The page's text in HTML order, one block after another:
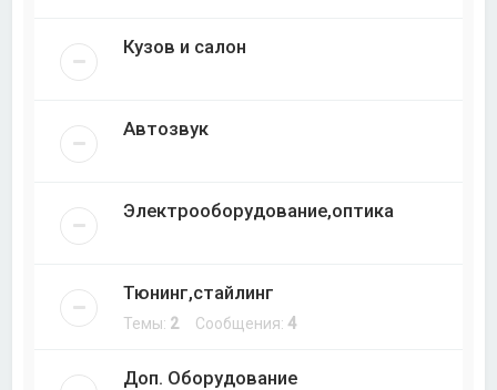
Кузов и салон
Автозвук
Электрооборудование,оптика
Тюнинг,стайлинг
Темы: 2Сообщения:4
Доп. Оборудование